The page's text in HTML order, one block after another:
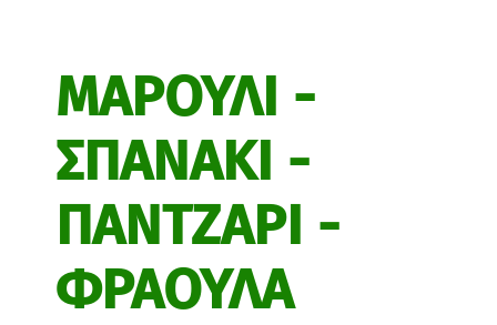
ΜΑΡΟΥΛΙ -
ΣΠΑΝΑΚΙ -
ΠΑΝΤΖΑΡΙ -
ΦΡΑΟΥΛΑ